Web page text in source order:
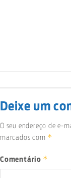
Deixe um
O seu endereço de e-
marcados com *
Comentário *